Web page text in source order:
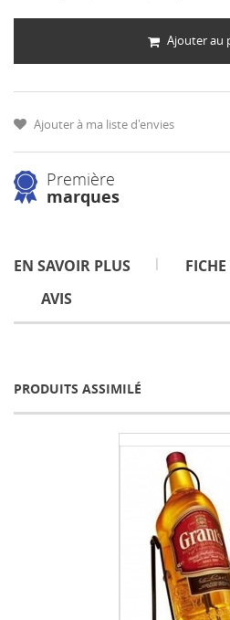
Ajouter au
Ajouter à ma liste d'envies
Première
marques
EN SAVOIR PLUS
AVIS
PRODUITS ASSIMILÉ